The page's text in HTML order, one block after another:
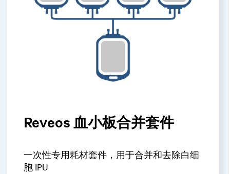
Reveos 血小板合并套件
一次性专用耗材套件，用于合并和去除白细
胞 IPU